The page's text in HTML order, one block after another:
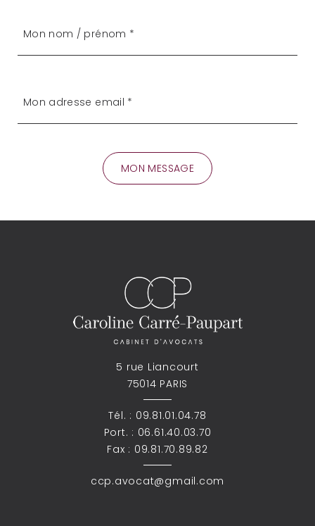
5 rue Liancourt
75014 PARIS
Tél. : 09.81.01.04.78
Port. : 06.61.40.03.70
Fax : 09.81.70.89.82
ccp.avocat@gmail.com